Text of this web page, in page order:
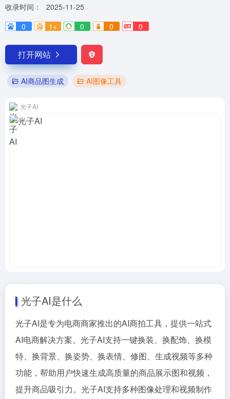
收录时间：
2025-11-25
0
1+ 0 0 0
打开网站
AI商品图生成 AI图像工具
光子AI
光子AI是什么
光子AI是专为电商商家推出的AI商拍工具，提供一站式
AI电商解决方案。光子AI支持一键换装、换配饰、换模
特、换背景、换姿势、换表情、修图、生成视频等多种
功能，帮助用户快速生成高质量的商品展示图和视频，
提升商品吸引力。光子AI支持多种图像处理和视频制作